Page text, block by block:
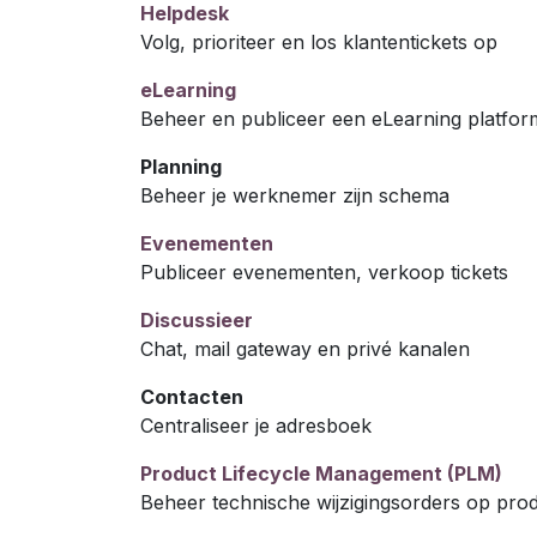
Helpdesk
Volg, prioriteer en los klantentickets op
eLearning
Beheer en publiceer een eLearning
Planning
Beheer je werknemer zijn schema
Evenementen
Publiceer evenementen, verkoop tickets
Discussieer
Chat, mail gateway en privé kanalen
Contacten
Centraliseer je adresboek
Product Lifecycle Management (PLM)
Beheer technische wijzigingsorders op